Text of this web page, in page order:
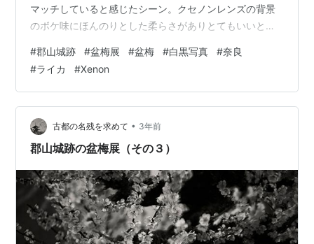
マッチしていると感じたシーン。クセノンレンズの背景
のボケ味にほんのりとした柔らさがありとてもいいと思
Xenon 50mm f/1.5 ランキング参加中写真・カメラ 人気
ブログランキング
#郡山城跡 #盆梅展 #盆梅 #白黒写真 #奈良
#ライカ #Xenon
古都の名残を求めて • 3年前
郡山城跡の盆梅展（その３）